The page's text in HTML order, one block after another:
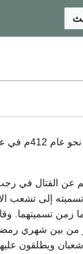
هو الشهر الثامن من شهور السنة وفق
عن القتال في
إلى تشعب
زمن تسميتهما.
من بين شهري
ويطلقون